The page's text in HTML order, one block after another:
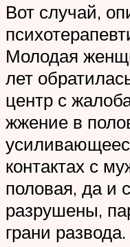
Вот случай,
Молодая
лет
центр с
жжение в
контактах с
половая, да и
разрушены,
грани развода.